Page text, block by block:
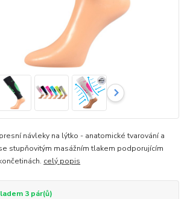
návleky na lýtko - anatomické tvarování a
stupňovitým masážním tlakem podporujícím
celý popis
3 pár(ů)